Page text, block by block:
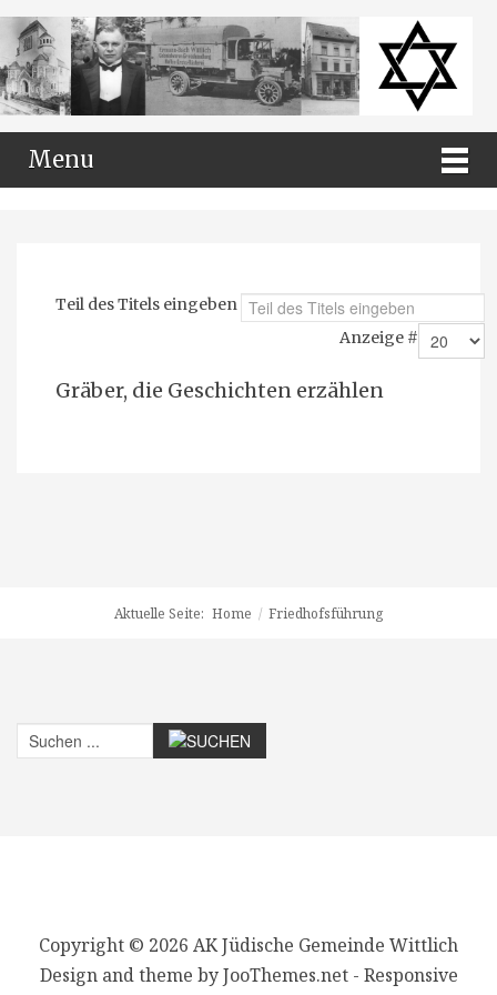
Menu
Teil des Titels eingeben
Anzeige #
Gräber, die Geschichten erzählen
Aktuelle Seite: Home / Friedhofsführung
Copyright © 2026 AK Jüdische Gemeinde Wittlich
Design and theme by JooThemes.net - Responsive